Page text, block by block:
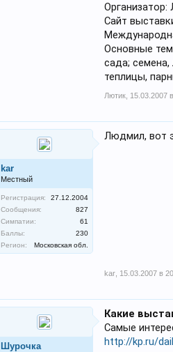
Сайт
Основные
сада;
теплицы,
Лютик 15.03.2007
kar
Местный
Регистрация:
27.12.2004
Сообщения:
827
Симпатии:
61
Баллы:
230
Регион:
Московская обл.
Людмил, вот
kar 15.03.2007 в
Шурочка
Какие
Самые
http://kp.ru/